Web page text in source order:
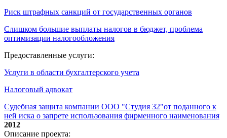
Риск штрафных санкций от государственных органов
Слишком большие выплаты налогов в бюджет, проблема
оптимизации налогообложения
Предоставленные услуги:
Услуги в области бухгалтерского учета
Налоговый адвокат
Судебная защита компании ООО "Студия 32"от поданного к
ней иска о запрете использования фирменного наименования
2012
Описание проекта: